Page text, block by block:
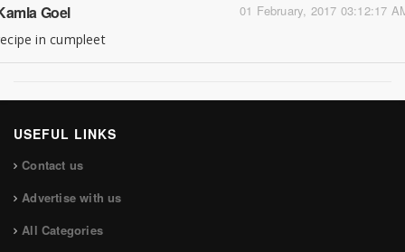
01 February, 2017 03:12:17
Goel
in cumpleet
USEFUL LINKS
Contact us
Advertise with us
All Categories